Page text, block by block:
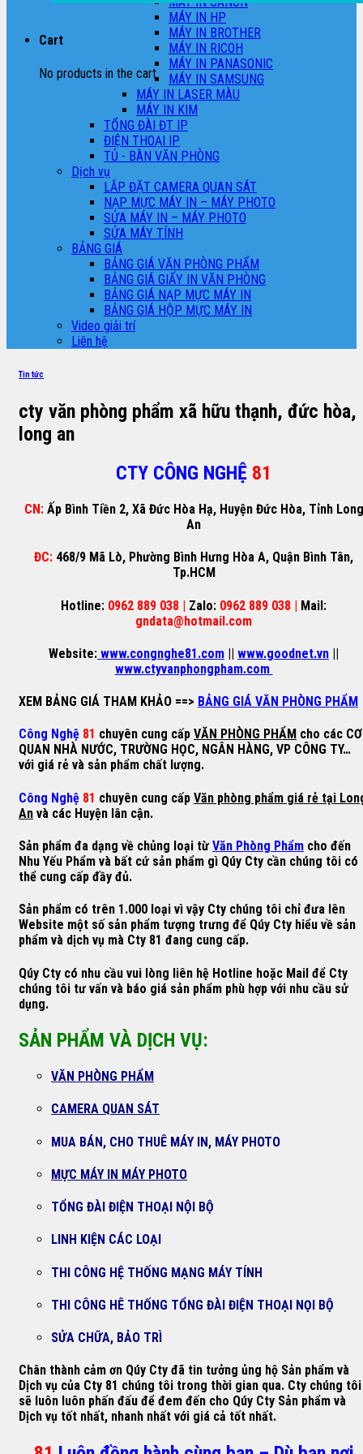
Cart
No products in the cart.
MÁY IN HP
MÁY IN BROTHER
MÁY IN RICOH
MÁY IN PANASONIC
MÁY IN SAMSUNG
MÁY IN LASER MÀU
MÁY IN KIM
TỔNG ĐÀI ĐT IP
ĐIỆN THOẠI IP
TỦ - BÀN VĂN PHÒNG
Dịch vụ
LẮP ĐẶT CAMERA QUAN SÁT
NẠP MỰC MÁY IN – MÁY PHOTO
SỬA MÁY IN – MÁY PHOTO
SỬA MÁY TÍNH
BẢNG GIÁ
BẢNG GIÁ VĂN PHÒNG PHẨM
BẢNG GIÁ GIẤY IN VĂN PHÒNG
BẢNG GIÁ NẠP MỰC MÁY IN
BẢNG GIÁ HỘP MỰC MÁY IN
Video giải trí
Liên hệ
Tin tức
cty văn phòng phẩm xã hữu thạnh, đức hòa,
long an
CTY CÔNG NGHỆ 81
CN: Ấp Bình Tiền 2, Xã Đức Hòa Hạ, Huyện Đức Hòa, Tỉnh Long
An
ĐC: 468/9 Mã Lò, Phường Bình Hưng Hòa A, Quận Bình Tân,
Tp.HCM
Hotline: 0962 889 038 | Zalo: 0962 889 038 | Mail:
gndata@hotmail.com
Website: www.congnghe81.com || www.goodnet.vn ||
www.ctyvanphongpham.com
XEM BẢNG GIÁ THAM KHẢO ==> BẢNG GIÁ VĂN PHÒNG PHẨM
Công Nghệ 81 chuyên cung cấp VĂN PHÒNG PHẨM cho các CƠ
QUAN NHÀ NƯỚC, TRƯỜNG HỌC, NGÂN HÀNG, VP CÔNG TY…
với giá rẻ và sản phẩm chất lượng.
Công Nghệ 81 chuyên cung cấp Văn phòng phẩm giá rẻ tại
An và các Huyện lân cận.
Sản phẩm đa dạng về chủng loại từ Văn Phòng Phẩm cho đến
Nhu Yếu Phẩm và bất cứ sản phẩm gì Qúy Cty cần chúng tôi có
thể cung cấp đầy đủ.
Sản phẩm có trên 1.000 loại vì vậy Cty chúng tôi chỉ đưa lên
Website một số sản phẩm tượng trưng để Qúy Cty hiểu về sản
phẩm và dịch vụ mà Cty 81 đang cung cấp.
Qúy Cty có nhu cầu vui lòng liên hệ Hotline hoặc Mail để Cty
chúng tôi tư vấn và báo giá sản phẩm phù hợp với nhu cầu sử
dụng.
SẢN PHẨM VÀ DỊCH VỤ:
VĂN PHÒNG PHẨM
CAMERA QUAN SÁT
MUA BÁN, CHO THUÊ MÁY IN, MÁY PHOTO
MỰC MÁY IN MÁY PHOTO
TỔNG ĐÀI ĐIỆN THOẠI NỘI BỘ
LINH KIỆN CÁC LOẠI
THI CÔNG HỆ THỐNG MẠNG MÁY TÍNH
THI CÔNG HÊ THỐNG TỔNG ĐÀI ĐIỆN THOẠI NỌI BỘ
SỬA CHỮA, BẢO TRÌ
Chân thành cảm ơn Qúy Cty đã tin tưởng ủng hộ Sản phẩm và
Dịch vụ của Cty 81 chúng tôi trong thời gian qua. Cty chúng tôi
sẽ luôn luôn phấn đấu để đem đến cho Qúy Cty Sản phẩm và
Dịch vụ tốt nhất, nhanh nhất với giá cả tốt nhất.